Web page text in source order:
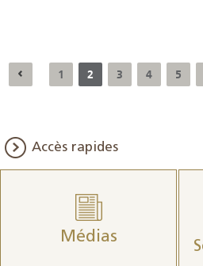
1 2 3 4 5
Accès rapides
Médias